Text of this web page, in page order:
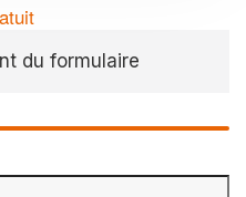
du formulaire